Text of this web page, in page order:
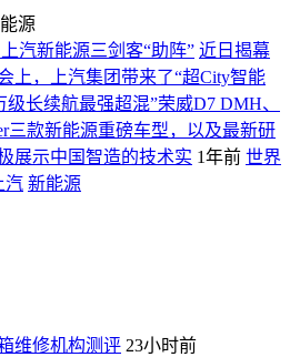
源
汽新能源三剑客“助阵” 近日揭幕
上，上汽集团带来了“超City智能
级长续航最强超混”荣威D7 DMH、
三款新能源重磅车型，以及最新研
展示中国智造的技术实 1年前 世界
汽 新能源
维修机构测评 23小时前